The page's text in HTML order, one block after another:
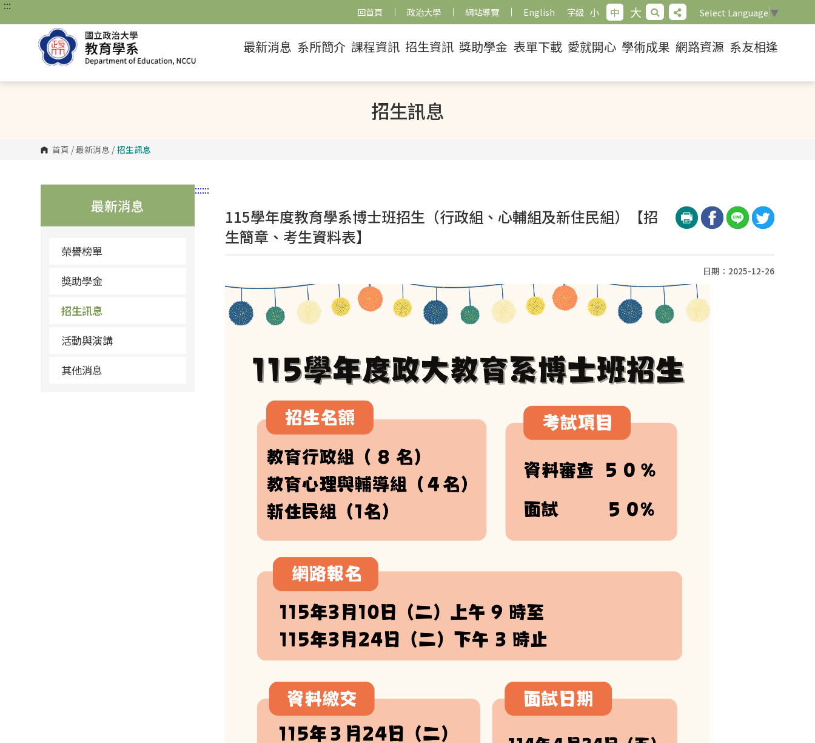
跳
主
::: 回首頁 政治大學 網站導覽 English 字級 小 中 大 Select Language ▼
最新消息 系所簡介 課程資訊 招生資訊 獎助學金 表單下載 愛就開心 學術成果 網路資源 系友相逢
招生訊息
首頁 /最新消息 / 招生訊息
:::
最新消息
榮譽榜單
獎助學金
招生訊息
活動與演講
其他消息
:::
115學年度教育學系博士班招生（行政組、心輔組及新住民組）【招
生簡章、考生資料表】
日期：2025-12-26